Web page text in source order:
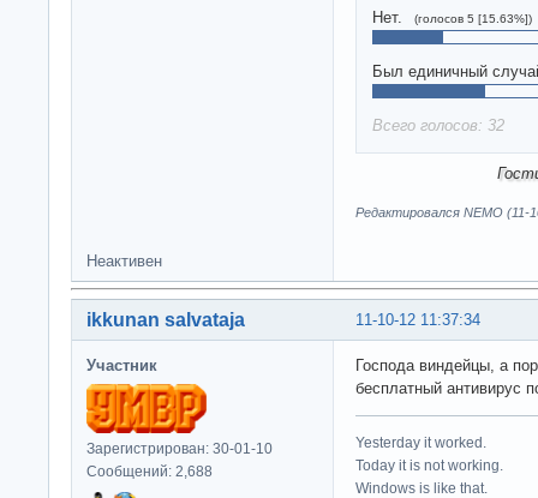
Нет. (голосов 5 [15.63%])
Был единичный
Всего голосов: 32
Редактировался NEMO (11-
Неактивен
11-10-12 11:37:34
ikkunan salvataja
Участник
Зарегистрирован: 30-01-10
Сообщений: 2,688
Господа виндейцы, а
бесплатный антивирус
Yesterday it worked.
Today it is not working.
Windows is like that.